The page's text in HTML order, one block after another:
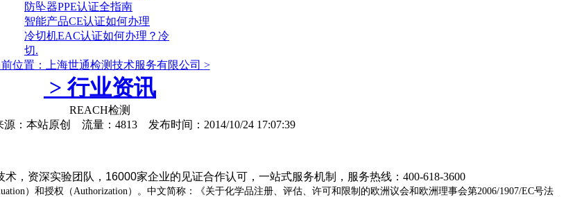
防坠器PPE认证全指南
智能产品CE认证如何办理
冷切机EAC认证如何办理？冷
切.
位置：上海世通检测技术服务有限公司 >
> 行业资讯
REACH检测
：本站原创 流量：4813 发布时间：2014/10/24 17:07:39
术，资深实验团队， 16000家企业的见证合作认可，一站式服务机制，服务热线：400-618-3600
）和授权（Authorization）。中文简称：《关于化学品注册、评估、许可和限制的欧洲议会和欧洲理事会第2006/1907/EC号法